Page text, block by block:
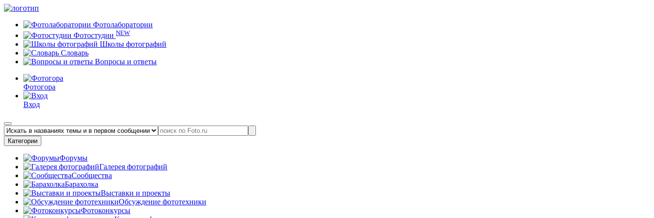
Фотолаборатории
Фотостудии NEW
Школы фотографий
Словарь
Вопросы и ответы
Фотогора
Вход
Категории
Форумы
Галерея фотографий
Сообщества
Барахолка
Выставки и проекты
Обсуждение фототехники
Фотоконкурсы